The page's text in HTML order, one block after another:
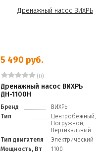
5 490 руб.
(0)
Дренажный насос ВИХРЬ
ДН-1100Н
Бренд
ВИХРЬ
Тип
Центробежный,
Погружной,
Вертикальный
Тип двигателя
Электрический
Мощность, Вт
1100